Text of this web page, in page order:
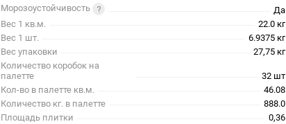
Морозоустойчивость
Да
Вес 1 кв.м.
22.0 кг
Вес 1 шт.
6.9375 кг
Вес упаковки
27,75 кг
Количество коробок на
палетте
32 шт
Кол-во в палетте кв.м.
46.08
Количество кг. в палетте
888.0
Площадь плитки
0,36